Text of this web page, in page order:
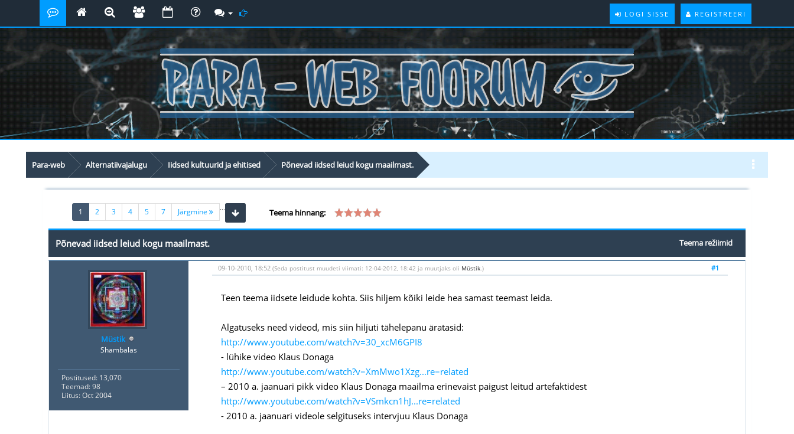
LOGI SISSE REGISTREERI
Para-web Alternatiivajalugu Iidsed kultuurid ja ehitised Põnevad iidsed leiud kogu maailmast.
1 (current)
2 3 4 5 ...
7 Järgmine Teema hinnang:
Teema režiimid
Põnevad iidsed leiud kogu maailmast.
Müstik
Shambalas
Postitused: 13,070
Teemad: 98
Liitus: Oct 2004
#1
09-10-2010, 18:52 (Seda postitust muudeti viimati: 12-04-2012, 18:42 ja muutjaks oli Müstik.)
Teen teema iidsete leidude kohta. Siis hiljem kõiki leide hea samast teemast leida.
Algatuseks need videod, mis siin hiljuti tähelepanu äratasid:
http://www.youtube.com/watch?v=30_xcM6GPI8
- lühike video Klaus Donaga
http://www.youtube.com/watch?v=XmMwo1Xzg...re=related
– 2010 a. jaanuari pikk video Klaus Donaga maailma erinevaist paigust leitud artefaktidest
http://www.youtube.com/watch?v=VSmkcn1hJ...re=related
- 2010 a. jaanuari videole selgituseks intervjuu Klaus Donaga